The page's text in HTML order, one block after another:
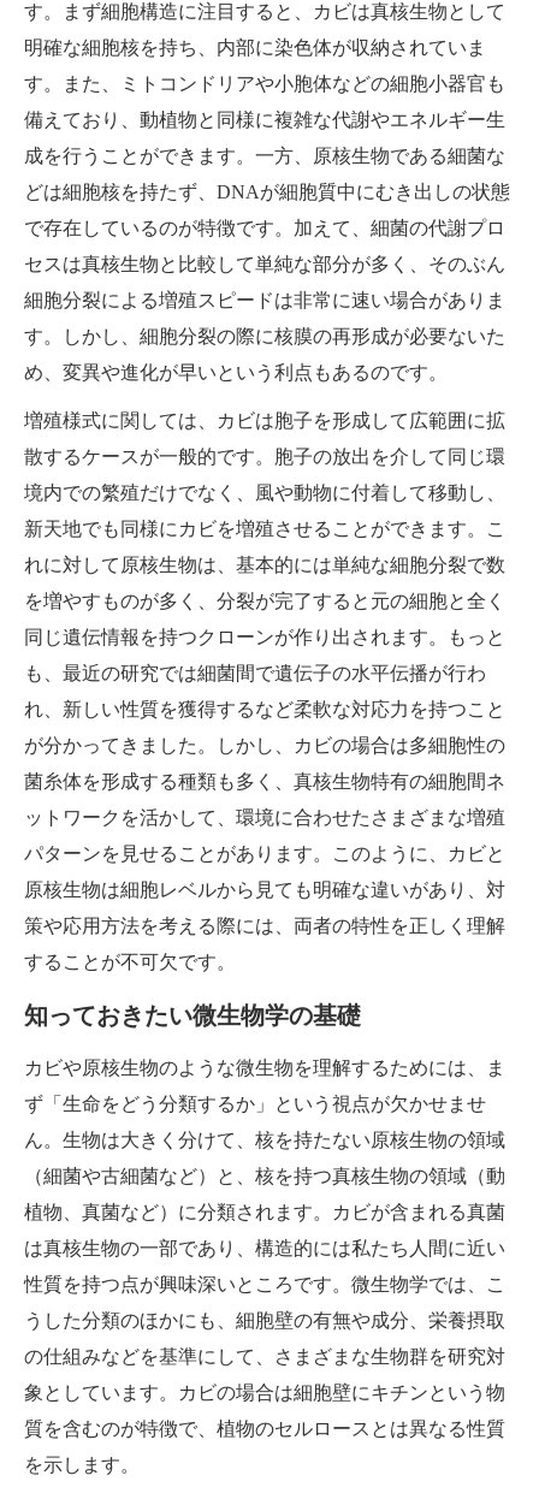
す。まず細胞構造に注目すると、カビは真核生物として
明確な細胞核を持ち、内部に染色体が収納されていま
す。また、ミトコンドリアや小胞体などの細胞小器官も
備えており、動植物と同様に複雑な代謝やエネルギー生
成を行うことができます。一方、原核生物である細菌な
どは細胞核を持たず、DNAが細胞質中にむき出しの状態
で存在しているのが特徴です。加えて、細菌の代謝プロ
セスは真核生物と比較して単純な部分が多く、そのぶん
細胞分裂による増殖スピードは非常に速い場合がありま
す。しかし、細胞分裂の際に核膜の再形成が必要ないた
め、変異や進化が早いという利点もあるのです。
増殖様式に関しては、カビは胞子を形成して広範囲に拡
散するケースが一般的です。胞子の放出を介して同じ環
境内での繁殖だけでなく、風や動物に付着して移動し、
新天地でも同様にカビを増殖させることができます。こ
れに対して原核生物は、基本的には単純な細胞分裂で数
を増やすものが多く、分裂が完了すると元の細胞と全く
同じ遺伝情報を持つクローンが作り出されます。もっと
も、最近の研究では細菌間で遺伝子の水平伝播が行わ
れ、新しい性質を獲得するなど柔軟な対応力を持つこと
が分かってきました。しかし、カビの場合は多細胞性の
菌糸体を形成する種類も多く、真核生物特有の細胞間ネ
ットワークを活かして、環境に合わせたさまざまな増殖
パターンを見せることがあります。このように、カビと
原核生物は細胞レベルから見ても明確な違いがあり、対
策や応用方法を考える際には、両者の特性を正しく理解
することが不可欠です。
知っておきたい微生物学の基礎
カビや原核生物のような微生物を理解するためには、ま
ず「生命をどう分類するか」という視点が欠かせませ
ん。生物は大きく分けて、核を持たない原核生物の領域
（細菌や古細菌など）と、核を持つ真核生物の領域（動
植物、真菌など）に分類されます。カビが含まれる真菌
は真核生物の一部であり、構造的には私たち人間に近い
性質を持つ点が興味深いところです。微生物学では、こ
うした分類のほかにも、細胞壁の有無や成分、栄養摂取
の仕組みなどを基準にして、さまざまな生物群を研究対
象としています。カビの場合は細胞壁にキチンという物
質を含むのが特徴で、植物のセルロースとは異なる性質
を示します。